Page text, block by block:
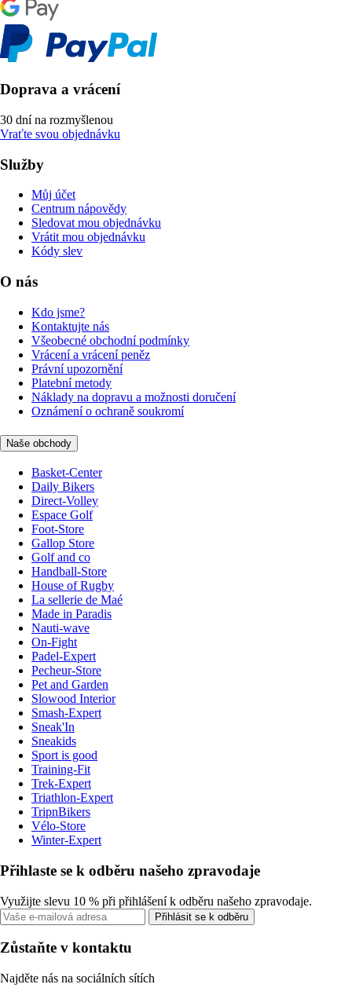
Doprava a vrácení
30 dní na rozmyšlenou
Vraťte svou objednávku
Služby
Můj účet
Centrum nápovědy
Sledovat mou objednávku
Vrátit mou objednávku
Kódy slev
O nás
Kdo jsme?
Kontaktujte nás
Všeobecné obchodní podmínky
Vrácení a vrácení peněz
Právní upozornění
Platební metody
Náklady na dopravu a možnosti doručení
Oznámení o ochraně soukromí
Naše obchody
Basket-Center
Daily Bikers
Direct-Volley
Espace Golf
Foot-Store
Gallop Store
Golf and co
Handball-Store
House of Rugby
La sellerie de Maé
Made in Paradis
Nauti-wave
On-Fight
Padel-Expert
Pecheur-Store
Pet and Garden
Slowood Interior
Smash-Expert
Sneak'In
Sneakids
Sport is good
Training-Fit
Trek-Expert
Triathlon-Expert
TripnBikers
Vélo-Store
Winter-Expert
Přihlaste se k odběru našeho zpravodaje
Využijte slevu 10 % při přihlášení k odběru našeho zpravodaje.
Přihlásit se k odběru
Zůstaňte v kontaktu
Najděte nás na sociálních sítích